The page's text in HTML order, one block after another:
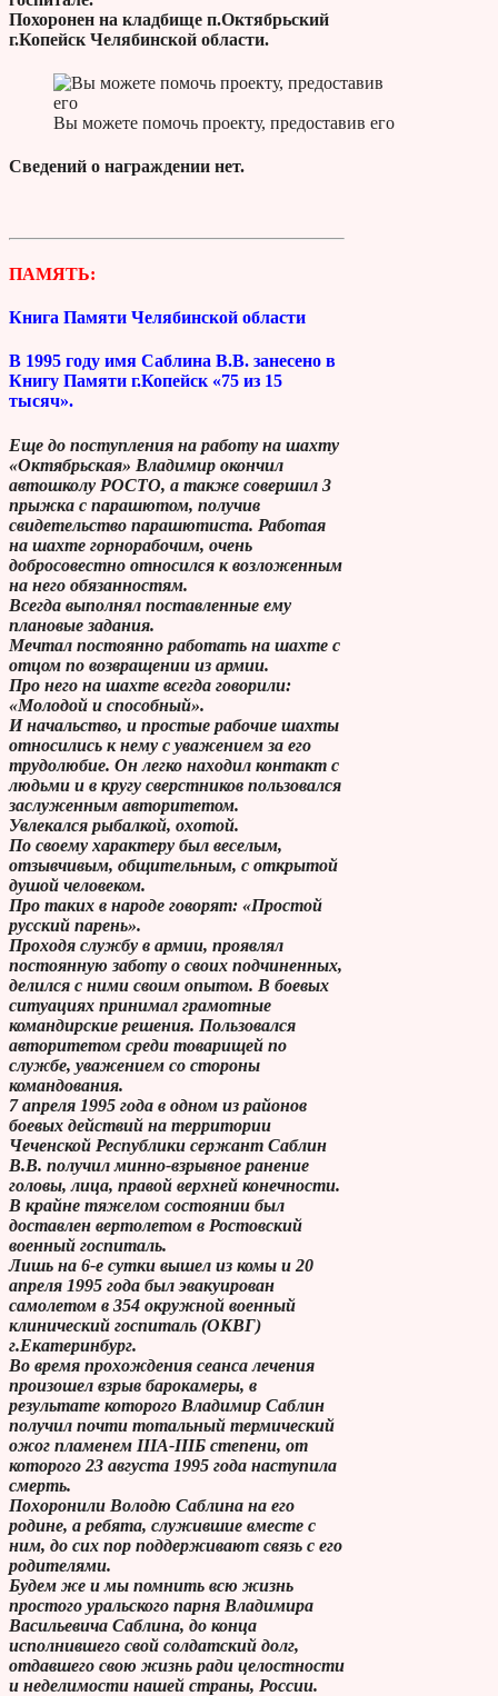
Похоронен на кладбище п.Октябрьский
г.Копейск Челябинской области.
Вы можете помочь проекту, предоставив его
Сведений о награждении нет.
ПАМЯТЬ:
Книга Памяти Челябинской области
В 1995 году имя Саблина В.В. занесено в
Книгу Памяти г.Копейск «75 из 15
тысяч».
Еще до поступления на работу на шахту
«Октябрьская» Владимир окончил
автошколу РОСТО, а также совершил 3
прыжка с парашютом, получив
свидетельство парашютиста. Работая
на шахте горнорабочим, очень
добросовестно относился к возложенным
на него обязанностям.
Всегда выполнял поставленные ему
плановые задания.
Мечтал постоянно работать на шахте с
отцом по возвращении из армии.
Про него на шахте всегда говорили:
«Молодой и способный».
И начальство, и простые рабочие шахты
относились к нему с уважением за его
трудолюбие. Он легко находил контакт с
людьми и в кругу сверстников пользовался
заслуженным авторитетом.
Увлекался рыбалкой, охотой.
По своему характеру был веселым,
отзывчивым, общительным, с открытой
душой человеком.
Про таких в народе говорят: «Простой
русский парень».
Проходя службу в армии, проявлял
постоянную заботу о своих подчиненных,
делился с ними своим опытом. В боевых
ситуациях принимал грамотные
командирские решения. Пользовался
авторитетом среди товарищей по
службе, уважением со стороны
командования.
7 апреля 1995 года в одном из районов
боевых действий на территории
Чеченской Республики сержант Саблин
В.В. получил минно-взрывное ранение
головы, лица, правой верхней конечности.
В крайне тяжелом состоянии был
доставлен вертолетом в Ростовский
военный госпиталь.
Лишь на 6-е сутки вышел из комы и 20
апреля 1995 года был эвакуирован
самолетом в 354 окружной военный
клинический госпиталь (ОКВГ)
г.Екатеринбург.
Во время прохождения сеанса лечения
произошел взрыв барокамеры, в
результате которого Владимир Саблин
получил почти тотальный термический
ожог пламенем IIIA-IIIБ степени, от
которого 23 августа 1995 года наступила
смерть.
Похоронили Володю Саблина на его
родине, а ребята, служившие вместе с
ним, до сих пор поддерживают связь с его
родителями.
Будем же и мы помнить всю жизнь
простого уральского парня Владимира
Васильевича Саблина, до конца
исполнившего свой солдатский долг,
отдавшего свою жизнь ради целостности
и неделимости нашей страны, России.